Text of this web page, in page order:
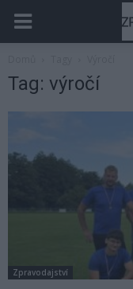
Tag: výročí
Zpravodajství